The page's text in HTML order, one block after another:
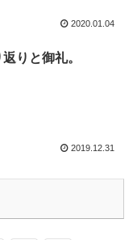
2020.01.04
りと御礼。
2019.12.31